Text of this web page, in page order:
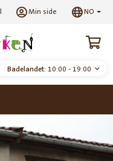
Badelandet: 10:00 - 19:00
Min side NO